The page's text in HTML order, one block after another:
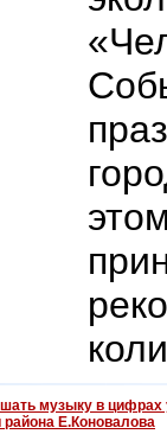
музыку в цифрах
Е.Коновалова